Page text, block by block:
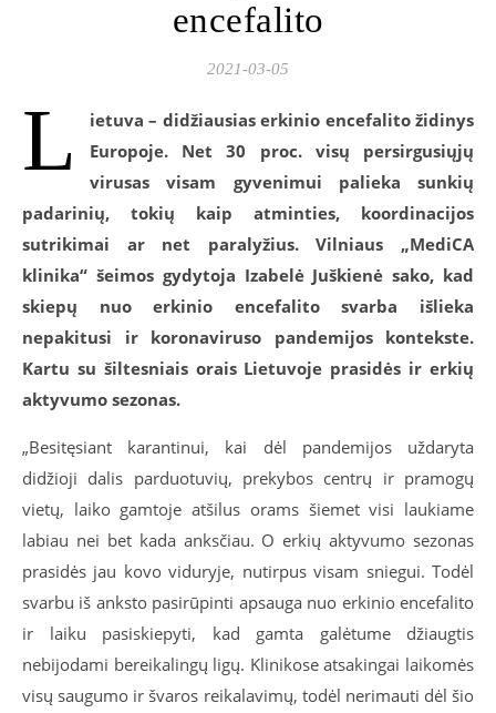
encefalito
2021-03-05
L
ietuva – didžiausias erkinio encefalito židinys
Europoje. Net 30 proc. visų persirgusiųjų
virusas visam gyvenimui palieka sunkių
padarinių, tokių kaip atminties, koordinacijos
sutrikimai ar net paralyžius. Vilniaus „MediCA
klinika“ šeimos gydytoja Izabelė Juškienė sako, kad
skiepų nuo erkinio encefalito svarba išlieka
nepakitusi ir koronaviruso pandemijos kontekste.
Kartu su šiltesniais orais Lietuvoje prasidės ir erkių
aktyvumo sezonas.
„Besitęsiant karantinui, kai dėl pandemijos uždaryta
didžioji dalis parduotuvių, prekybos centrų ir pramogų
vietų, laiko gamtoje atšilus orams šiemet visi laukiame
labiau nei bet kada anksčiau. O erkių aktyvumo sezonas
prasidės jau kovo viduryje, nutirpus visam sniegui. Todėl
svarbu iš anksto pasirūpinti apsauga nuo erkinio encefalito
ir laiku pasiskiepyti, kad gamta galėtume džiaugtis
nebijodami bereikalingų ligų. Klinikose atsakingai laikomės
visų saugumo ir švaros reikalavimų, todėl nerimauti dėl šio